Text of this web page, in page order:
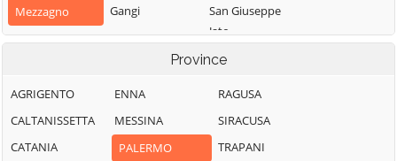
Mezzagno
Bisacquino
Bolognetta
Bompietro
Borgetto
Gangi
Geraci Siculo
Giuliana
Godrano
Gratteri
San Giuseppe
Jato
San Mauro
Gela
Santa Flavia
Province
AGRIGENTO
CALTANISSETTA
CATANIA
ENNA
MESSINA
PALERMO
RAGUSA
SIRACUSA
TRAPANI